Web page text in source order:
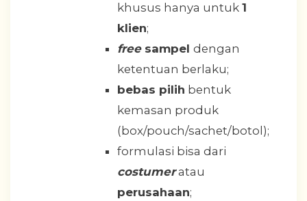
khusus hanya untuk 1
klien;
freesampel dengan
ketentuan berlaku;
bebas pilih bentuk
kemasan produk
(box/pouch/sachet/botol);
formulasi bisa dari
costumeratau
perusahaan;